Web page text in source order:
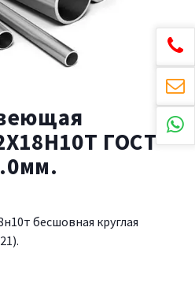
ГОСТ
бесшовная круглая